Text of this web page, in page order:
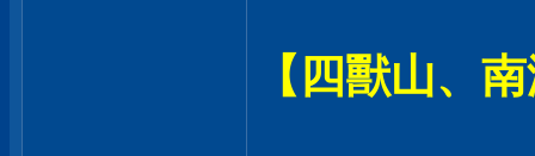
【四獸山、